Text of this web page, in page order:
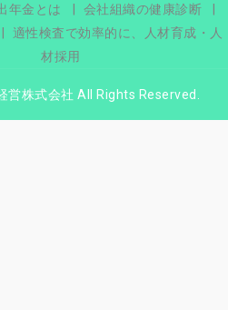
年金とは
会社組織の健康診断
適性検査で効率的に、人材育成・人
材採用
株式会社 All Rights Reserved.